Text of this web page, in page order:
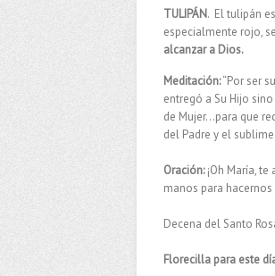
TULIPÁN. El tulipán es
especialmente rojo,
alcanzar a Dios.
Meditación:“Por ser
entregó a Su Hijo
de Mujer…para que
del Padre y el
Oración:¡Oh María,
manos para
Decena del Santo
Florecilla para este